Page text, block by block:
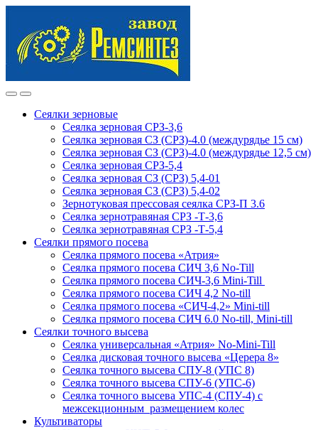
navigation
content
Сеялки зерновые
Сеялка зерновая СРЗ-3,6
Сеялка зерновая СЗ (СРЗ)-4.0 (междурядье 15 см)
Сеялка зерновая СЗ (СРЗ)-4.0 (междурядье 12,5 см)
Сеялка зерновая СРЗ-5,4
Сеялка зерновая СЗ (СРЗ) 5,4-01
Сеялка зерновая СЗ (СРЗ) 5,4-02
Зернотуковая прессовая сеялка СРЗ-П 3.6
Сеялка зернотравяная СРЗ -Т-3,6
Сеялка зернотравяная СРЗ -Т-5,4
Сеялки прямого посева
Сеялка прямого посева «Атрия»
Сеялка прямого посева СИЧ 3,6 No-Till
Сеялка прямого посева СИЧ-3,6 Mini-Till
Сеялка прямого посева СИЧ 4,2 No-till
Сеялка прямого посева «СИЧ-4,2» Mini-till
Сеялка прямого посева СИЧ 6.0 No-till, Mini-till
Сеялки точного высева
Сеялка универсальная «Атрия» No-Mini-Till
Сеялка дисковая точного высева «Церера 8»
Сеялка точного высева СПУ-8 (УПС 8)
Сеялка точного высева СПУ-6 (УПС-6)
Сеялка точного высева УПС-4 (СПУ-4) с
межсекционным размещением колес
Культиваторы